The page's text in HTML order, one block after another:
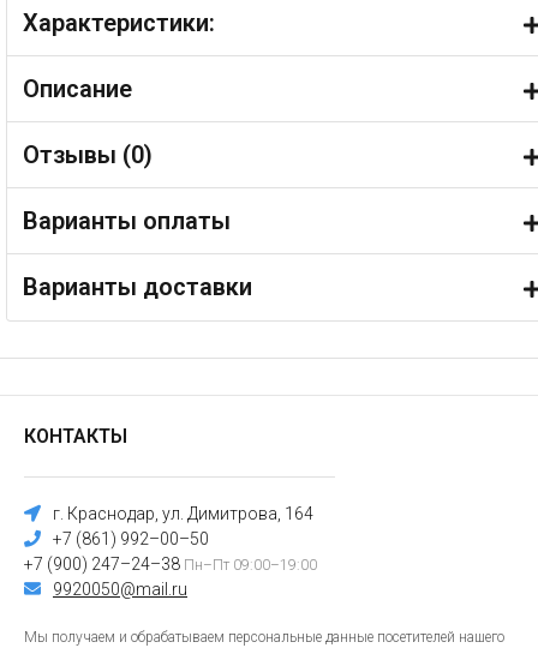
Характеристики:
Описание
Отзывы (0)
Варианты оплаты
Варианты доставки
КОНТАКТЫ
г. Краснодар, ул. Димитрова, 164
+7 (861) 992–00–50
+7 (900) 247–24–38 Пн–Пт 09:00–19:00
9920050@mail.ru
Мы получаем и обрабатываем персональные данные посетителей нашего